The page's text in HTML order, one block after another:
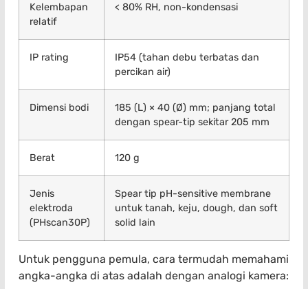
Kelembapan
relatif
< 80% RH, non-kondensasi
IP rating
IP54 (tahan debu terbatas dan
percikan air)
Dimensi bodi
185 (L) × 40 (Ø) mm; panjang total
dengan spear-tip sekitar 205 mm
Berat 120 g
Jenis
elektroda
(PHscan30P)
Spear tip pH-sensitive membrane
untuk tanah, keju, dough, dan soft
solid lain
Untuk pengguna pemula, cara termudah memahami
angka-angka di atas adalah dengan analogi kamera: